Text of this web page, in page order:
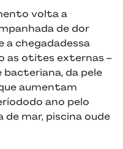
volta a
de dor
a chegadadessa
as otites externas –
da pele
aumentam
ano pelo
de mar, piscina oude